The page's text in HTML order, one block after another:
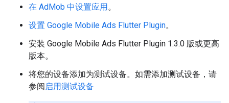
在 AdMob 中设置应用。
设置 Google Mobile Ads Flutter Plugin。
安装 Google Mobile Ads Flutter Plugin 1.3.0 版或更高
版本。
将您的设备添加为测试设备。如需添加测试设备，请
参阅启用测试设备